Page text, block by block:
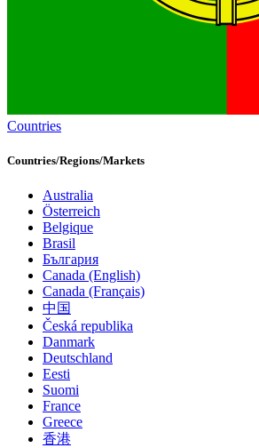
Countries
Countries/Regions/Markets
Australia
Österreich
Belgique
Brasil
България
Canada (English)
Canada (Français)
中国
Česká republika
Danmark
Deutschland
Eesti
Suomi
France
Greece
香港